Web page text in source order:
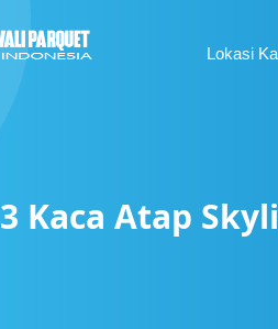
Lokasi
3 Kaca Atap